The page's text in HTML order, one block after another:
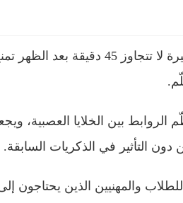
دراسة حديثة كشفت أن قيلولة قصيرة لا تتجاوز
الروابط بين الخلايا العصبية،
التأثير في الذكريات السابقة.
والمهنيين الذين يحتاجون